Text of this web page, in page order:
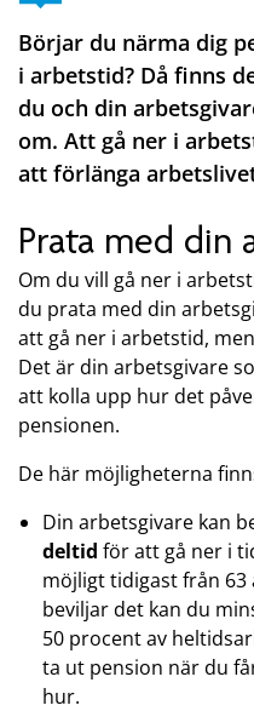
Börjar du närma dig
i arbetstid? Då finns
du och din
om. Att gå ner i
att förlänga
Prata med din
Om du vill gå ner i
du prata med din
att gå ner i arbetstid,
Det är din arbetsgivare
att kolla upp hur det
pensionen.
De här möjligheterna
Din arbetsgivare kan
deltid för att gå ner i
möjligt tidigast från
beviljar det kan du
50 procent av
ta ut pension när du
hur.